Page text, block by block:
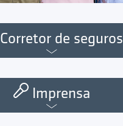
Corretor de seguros
Imprensa